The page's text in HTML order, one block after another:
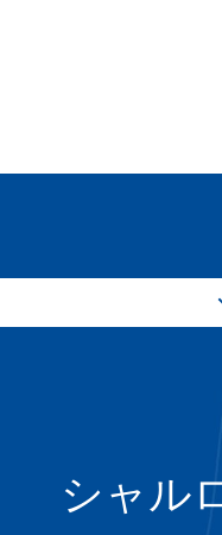
シャル